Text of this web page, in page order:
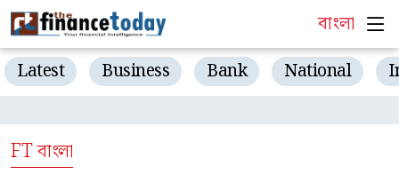
বাংলা
Latest Business Bank National
FT বাংলা